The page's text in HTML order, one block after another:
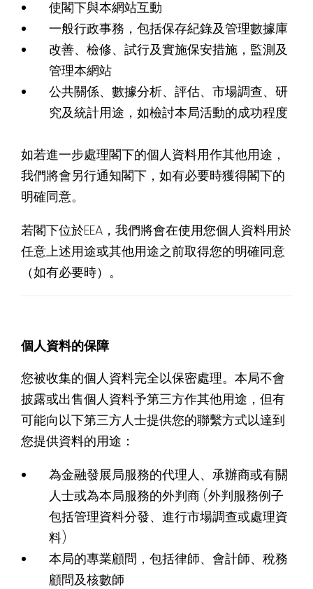
使閣下與本網站互動
一般行政事務，包括保存紀錄及管理數據庫
改善、檢修、試行及實施保安措施，監測及
管理本網站
公共關係、數據分析、評估、市場調查、研
究及統計用途，如檢討本局活動的成功程度
如若進一步處理閣下的個人資料用作其他用途，
我們將會另行通知閣下，如有必要時獲得閣下的
明確同意。
若閣下位於EEA，我們將會在使用您個人資料用於
任意上述用途或其他用途之前取得您的明確同意
（如有必要時）。
個人資料的保障
您被收集的個人資料完全以保密處理。本局不會
披露或出售個人資料予第三方作其他用途，但有
可能向以下第三方人士提供您的聯繫方式以達到
您提供資料的用途：
為金融發展局服務的代理人、承辦商或有關
人士或為本局服務的外判商 (外判服務例子
包括管理資料分發、進行市場調查或處理資
料)
本局的專業顧問，包括律師、會計師、稅務
顧問及核數師